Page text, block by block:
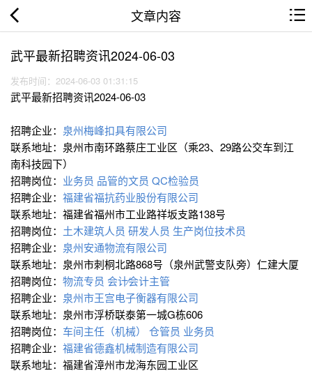
文章内容
武平最新招聘资讯2024-06-03
发布时间：2024-06-03 01:31:15
武平最新招聘资讯2024-06-03
招聘企业： 泉州梅峰扣具有限公司
联系地址：泉州市南环路蔡庄工业区（乘23、29路公交车到江
南科技园下）
招聘岗位： 业务员 品管的文员 QC检验员
招聘企业： 福建省福抗药业股份有限公司
联系地址：福建省福州市工业路祥坂支路138号
招聘岗位： 土木建筑人员 研发人员 生产岗位技术员
招聘企业： 泉州安通物流有限公司
联系地址：泉州市刺桐北路868号（泉州武警支队旁）仁建大厦
招聘岗位： 物流专员 会计∕会计主管
招聘企业： 泉州市王宫电子衡器有限公司
联系地址：泉州市浮桥联泰第一城G栋606
招聘岗位： 车间主任（机械） 仓管员 业务员
招聘企业： 福建省德鑫机械制造有限公司
联系地址：福建省漳州市龙海东园工业区